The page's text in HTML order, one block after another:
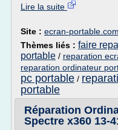
Lire la suite
Site : ecran-portable.com
Thèmes liés : faire
portable / reparation
reparation ordinateur
pc portable /
portable
Réparation
Spectre x360 13-